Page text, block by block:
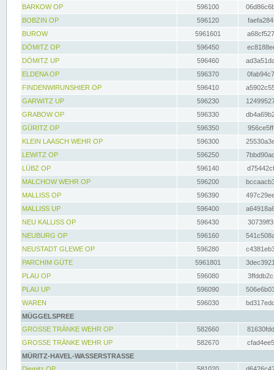
BARKOW OP
596100
BOBZIN OP
596120
BUROW
5961601
DÖMITZ OP
596450
DÖMITZ UP
596460
ELDENA OP
596370
FINDENWIRUNSHIER OP
596410
GARWITZ UP
596230
GRABOW OP
596330
GÜRITZ OP
596350
KLEIN LAASCH WEHR OP
596300
LEWITZ OP
596250
LÜBZ OP
596140
MALCHOW WEHR OP
596200
MALLISS OP
596390
MALLISS UP
596400
NEU KALLISS OP
596430
NEUBURG OP
596160
NEUSTADT GLEWE OP
596280
PARCHIM GÜTE
5961801
PLAU OP
596080
PLAU UP
596090
WAREN
596030
MÜGGELSPREE
GROSSE TRÄNKE WEHR OP
582660
GROSSE TRÄNKE WEHR UP
582670
MÜRITZ-HAVEL-WASSERSTRASSE